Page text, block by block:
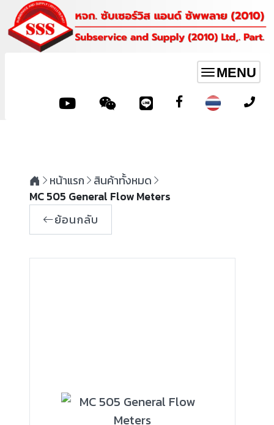
Toggle
navigation
MENU
หน้าแรก
สินค้าทั้งหมด
MC 505 General Flow Meters
ย้อนกลับ